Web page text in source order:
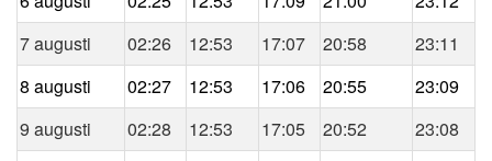
7 augusti
02:26 12:53 17:07 20:58
23:11
8 augusti
02:27 12:53 17:06 20:55
23:09
9 augusti
02:28 12:53 17:05 20:52
23:08